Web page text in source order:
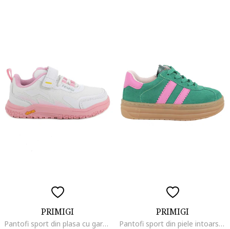
PRIMIGI
Pantofi sport din plasa cu garnituri din piele ecologica, Alb/Roz
PRIMIGI
Pantofi sport din piele intoarsa cu talpa flatform si garnituri din piele ecologica, Roz deschis/Verde aquamarin